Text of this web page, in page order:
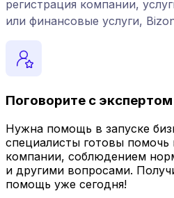
регистрация компании,
или финансовые услуги,
Поговорите с экспертом
Нужна помощь в запуске
специалисты готовы помочь
компании, соблюдением
и другими вопросами.
помощь уже сегодня!